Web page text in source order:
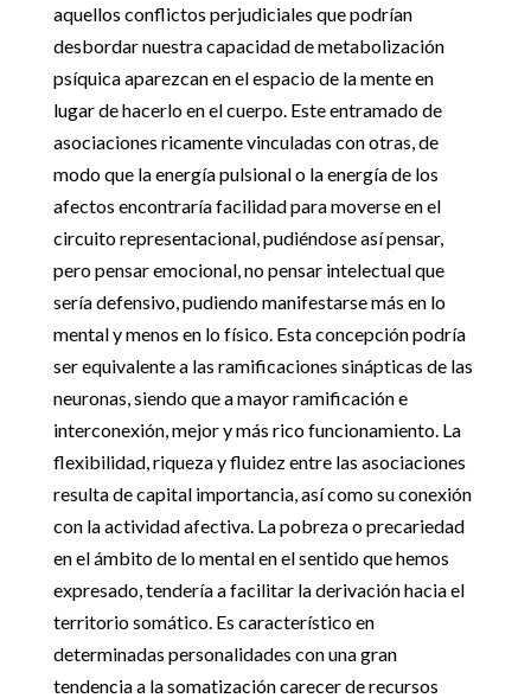
aquellos conflictos perjudiciales que podrían
desbordar nuestra capacidad de metabolización
psíquica aparezcan en el espacio de la mente en
lugar de hacerlo en el cuerpo. Este entramado de
asociaciones ricamente vinculadas con otras, de
modo que la energía pulsional o la energía de los
afectos encontraría facilidad para moverse en el
circuito representacional, pudiéndose así pensar,
pero pensar emocional, no pensar intelectual que
sería defensivo, pudiendo manifestarse más en lo
mental y menos en lo físico. Esta concepción podría
ser equivalente a las ramificaciones sinápticas de las
neuronas, siendo que a mayor ramificación e
interconexión, mejor y más rico funcionamiento. La
flexibilidad, riqueza y fluidez entre las asociaciones
resulta de capital importancia, así como su conexión
con la actividad afectiva. La pobreza o precariedad
en el ámbito de lo mental en el sentido que hemos
expresado, tendería a facilitar la derivación hacia el
territorio somático. Es característico en
determinadas personalidades con una gran
tendencia a la somatización carecer de recursos